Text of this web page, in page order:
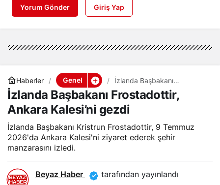
Yorum Gönder Giriş Yap
Haberler Genel
İzlanda Başbakanı
Frostadottir, Ankara Kalesi’ni
gezdi
İzlanda Başbakanı Frostadottir,
Ankara Kalesi’ni gezdi
İzlanda Başbakanı Kristrun Frostadottir, 9 Temmuz
2026'da Ankara Kalesi'ni ziyaret ederek şehir
manzarasını izledi.
Beyaz Haber
tarafından yayınlandı